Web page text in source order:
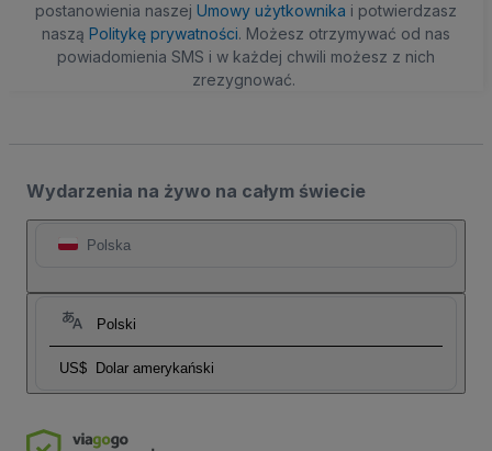
postanowienia naszej Umowy użytkownika i potwierdzasz
naszą Politykę prywatności. Możesz otrzymywać od nas
powiadomienia SMS i w każdej chwili możesz z nich
zrezygnować.
Wydarzenia na żywo na całym świecie
Polska
Polski
US$ Dolar amerykański